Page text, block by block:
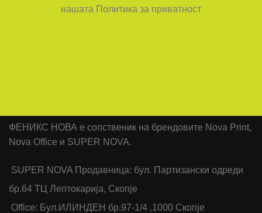
нашата Политика за приватност
ФЕНИКС НОВА е сопственик на брендовите Nova Print,
Nova Office и SUPER NOVA.
SUPER NOVA Продавница: бул. Партизански одреди
бр.64 ТЦ Лептокарија, Скопје
Office: Бул.ИЛИНДЕН бр.97-1/4 ,1000 Скопје